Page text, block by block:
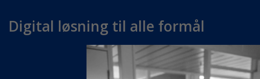
Digital løsning til alle formål